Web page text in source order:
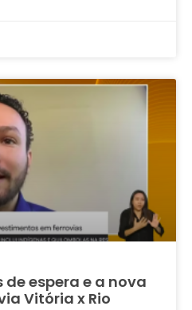
de espera e a nova
Vitória x Rio